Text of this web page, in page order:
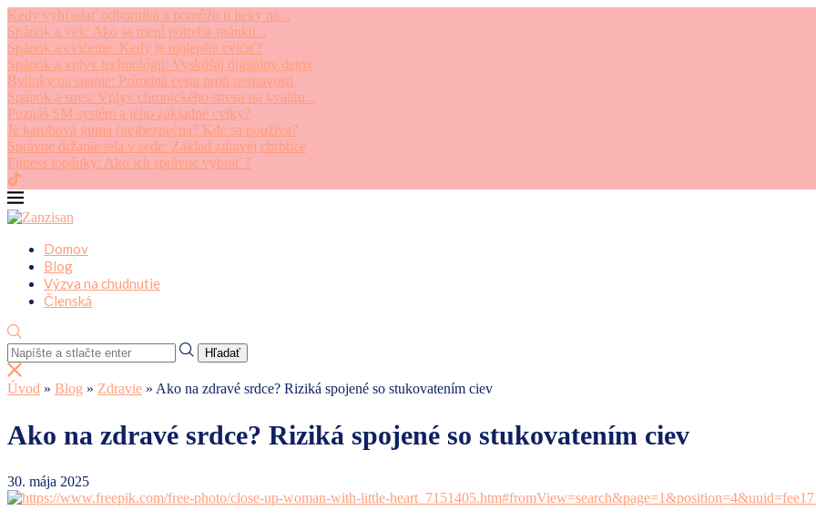
Kedy vyhľadať odborníka a pomôžu ti lieky na...
Spánok a vek: Ako sa mení potreba spánku...
Spánok a cvičenie: Kedy je najlepšie cvičiť?
Spánok a vplyv technológii: Vyskúšaj digitálny detox
Bylinky na spanie: Prírodná cesta proti nespavosti
Spánok a stres: Vplyv chronického stresu na kvalitu...
Poznáš SM systém a jeho základné cviky?
Je karobová guma (ne)bezpečná? Kde sa používa?
Správne držanie tela v sede: Základ zdravej chrbtice
Fitness topánky: Ako ich správne vybrať ?
Domov
Blog
Výzva na chudnutie
Členská
Hľadať
Úvod » Blog » Zdravie » Ako na zdravé srdce? Riziká spojené so stukovatením ciev
Ako na zdravé srdce? Riziká spojené so stukovatením ciev
30. mája 2025